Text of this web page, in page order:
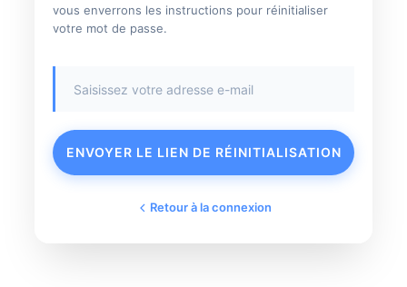
vous enverrons les instructions pour réinitialiser
votre mot de passe.
ENVOYER LE LIEN DE RÉINITIALISATION
Retour à la connexion